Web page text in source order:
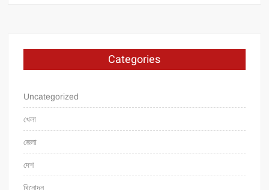
Categories
Uncategorized
খেলা
জেলা
দেশ
বিনোদন